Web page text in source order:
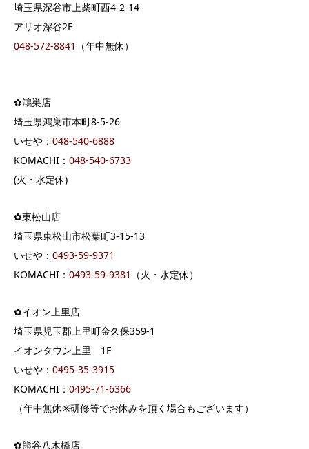
埼玉県深谷市上柴町西4-2-14
アリオ深谷2F
048-572-8841
（年中無休）
✿鴻巣店
埼玉県鴻巣市本町8-5-26
いせや： 048-540-6888
KOMACHI： 048-540-6733
(火・水定休)
✿東松山店
埼玉県東松山市松葉町3-15-13
いせや： 0493-59-9371
KOMACHI： 0493-59-9381 （火・水定休）
✿イオン上里店
埼玉県児玉郡上里町金久保359-1
イオンタウン上里 1F
いせや： 0495-35-3915
KOMACHI： 0495-71-6366
（年中無休※研修等でお休みを頂く場合もございます）
✿熊谷八木橋店